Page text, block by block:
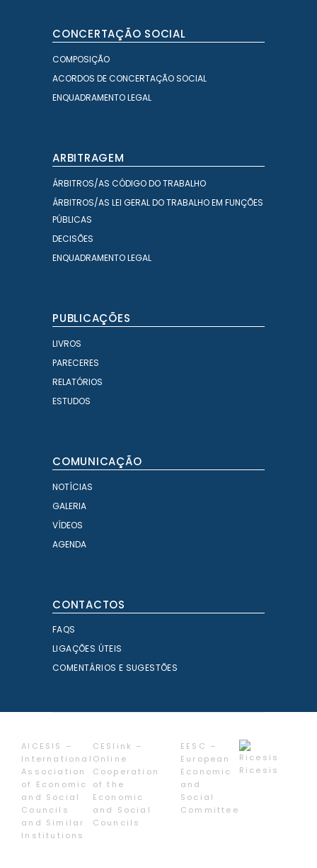
CONCERTAÇÃO SOCIAL
COMPOSIÇÃO
ACORDOS DE CONCERTAÇÃO SOCIAL
ENQUADRAMENTO LEGAL
ARBITRAGEM
ÁRBITROS/AS CÓDIGO DO TRABALHO
ÁRBITROS/AS LEI GERAL DO TRABALHO EM FUNÇÕES
PÚBLICAS
DECISÕES
ENQUADRAMENTO LEGAL
PUBLICAÇÕES
LIVROS
PARECERES
RELATÓRIOS
ESTUDOS
COMUNICAÇÃO
NOTÍCIAS
GALERIA
VÍDEOS
AGENDA
CONTACTOS
FAQS
LIGAÇÕES ÚTEIS
COMENTÁRIOS E SUGESTÕES
AICESIS –
International
Association
of Economic
and Social
Councils
and Similar
Institutions
CESlink –
Online
Cooperation
of the
Economic
and Social
Councils
EESC –
European
Economic
and
Social
Committee
Ricesis